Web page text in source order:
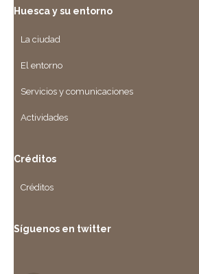
Huesca y su entorno
La ciudad
El entorno
Servicios y comunicaciones
Actividades
Créditos
Créditos
Síguenos en twitter